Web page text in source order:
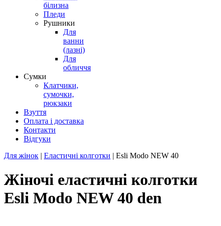
білизна
Пледи
Рушники
Для
ванни
(лазні)
Для
обличчя
Сумки
Клатчики,
сумочки,
рюкзаки
Взуття
Оплата і доставка
Контакти
Відгуки
Для жінок | Еластичні колготки | Esli Modo NEW 40
Жіночі еластичні колготки
Esli Modo NEW 40 den